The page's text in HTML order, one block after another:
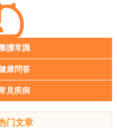
護常識
康問答
見疾病
门文章